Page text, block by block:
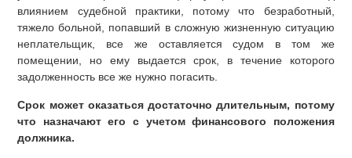
влиянием судебной практики, потому что безработный,
тяжело больной, попавший в сложную жизненную ситуацию
неплательщик, все же оставляется судом в том же
помещении, но ему выдается срок, в течение которого
задолженность все же нужно погасить.
Срок может оказаться достаточно длительным, потому
что назначают его с учетом финансового положения
должника.